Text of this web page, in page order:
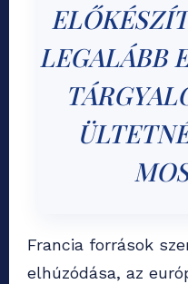
LEGALÁBB
Francia források
elhúzódása, az